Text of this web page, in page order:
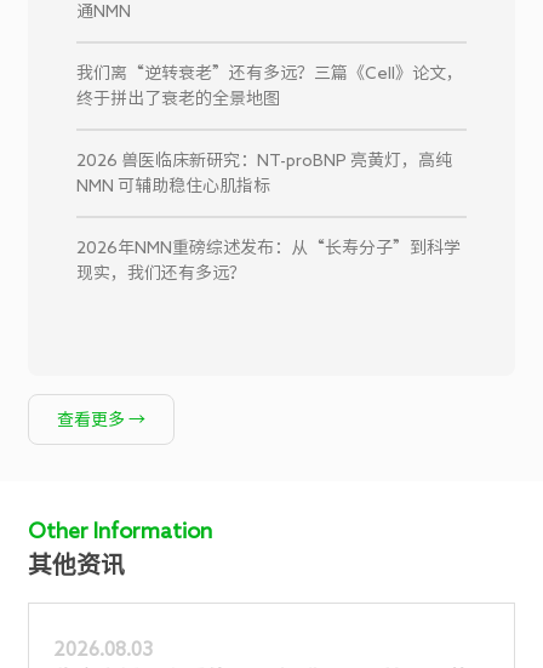
通NMN
我们离“逆转衰老”还有多远？三篇《Cell》论文，
终于拼出了衰老的全景地图
2026 兽医临床新研究：NT-proBNP 亮黄灯，高纯
NMN 可辅助稳住心肌指标
2026年NMN重磅综述发布：从“长寿分子”到科学
现实，我们还有多远？
查看更多 →
Other Information
其他资讯
2026.08.03